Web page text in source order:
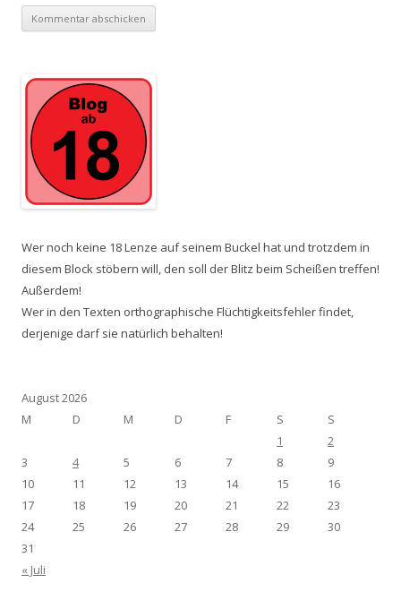
Wer noch keine 18 Lenze auf seinem Buckel hat und trotzdem in
diesem Block stöbern will, den soll der Blitz beim Scheißen treffen!
Außerdem!
Wer in den Texten orthographische Flüchtigkeitsfehler findet,
derjenige darf sie natürlich behalten!
August 2026
M
D M D F S
S
1
2
3
4 5 6 7 8
9
10
11 12 13 14 15
16
17
18 19 20 21 22
23
24
25 26 27 28 29
30
31
« Juli